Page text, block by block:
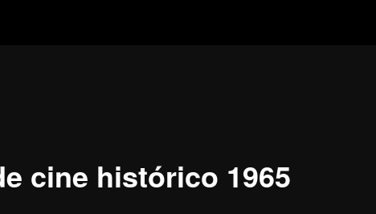
cine histórico 1965